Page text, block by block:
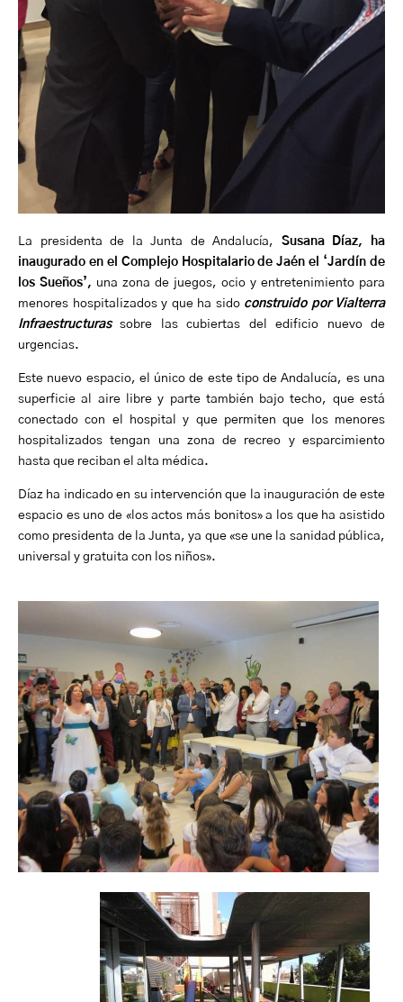
La presidenta de la Junta de Andalucía, Susana Díaz, ha
inaugurado en el Complejo Hospitalario de Jaén el ‘Jardín de
los Sueños’, una zona de juegos, ocio y entretenimiento para
menores hospitalizados y que ha sido construido por Vialterra
Infraestructurassobre las cubiertas del edificio nuevo de
urgencias.
Este nuevo espacio, el único de este tipo de Andalucía, es una
superficie al aire libre y parte también bajo techo, que está
conectado con el hospital y que permiten que los menores
hospitalizados tengan una zona de recreo y esparcimiento
hasta que reciban el alta médica.
Díaz ha indicado en su intervención que la inauguración de este
espacio es uno de «los actos más bonitos» a los que ha asistido
como presidenta de la Junta, ya que «se une la sanidad pública,
universal y gratuita con los niños».